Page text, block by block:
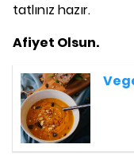
tatlınız hazır.
Afiyet Olsun.